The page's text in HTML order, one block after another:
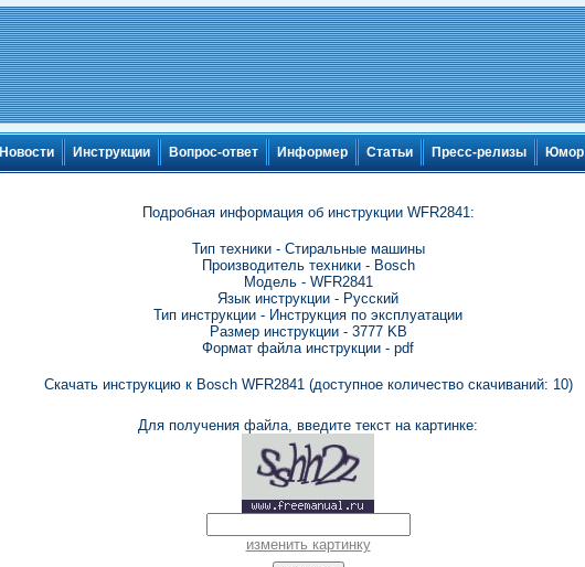
Новости Инструкции Вопрос-ответ Информер Статьи Пресс-релизы Юмор
Подробная информация об инструкции WFR2841:
Тип техники - Стиральные машины
Производитель техники - Bosch
Модель - WFR2841
Язык инструкции - Русский
Тип инструкции - Инструкция по эксплуатации
Размер инструкции - 3777 KB
Формат файла инструкции - pdf
Скачать инструкцию к Bosch WFR2841 (доступное количество скачиваний: 10)
Для получения файла, введите текст на картинке:
изменить картинку